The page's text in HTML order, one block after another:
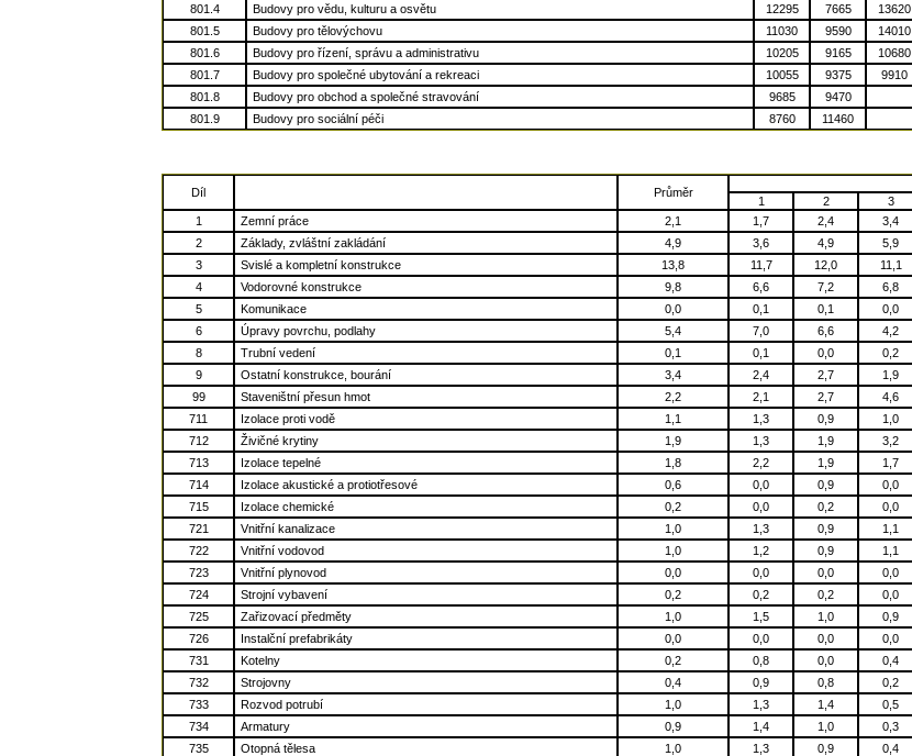
801.4
Budovy pro vědu, kulturu a osvětu 12295 7665 13620
801.5
Budovy pro tělovýchovu 11030 9590 14010
801.6
Budovy pro řízení, správu a administrativu 10205 9165 10680
801.7
Budovy pro společné ubytování a rekreaci 10055 9375 9910
801.8
Budovy pro obchod a společné stravování 9685 9470
801.9
Budovy pro sociální péči 8760 11460
Díl Průměr
1
2 3
1
Zemní práce 2,1 1,7 2,4 3,4
2
Základy, zvláštní zakládání 4,9 3,6 4,9 5,9
3
Svislé a kompletní konstrukce 13,8 11,7 12,0 11,1
4
Vodorovné konstrukce 9,8 6,6 7,2 6,8
5
Komunikace 0,0 0,1 0,1 0,0
6
Úpravy povrchu, podlahy 5,4 7,0 6,6 4,2
8
Trubní vedení 0,1 0,1 0,0 0,2
9
Ostatní konstrukce, bourání 3,4 2,4 2,7 1,9
99
Staveništní přesun hmot 2,2 2,1 2,7 4,6
711
Izolace proti vodě 1,1 1,3 0,9 1,0
712
Živičné krytiny 1,9 1,3 1,9 3,2
713
Izolace tepelné 1,8 2,2 1,9 1,7
714
Izolace akustické a protiotřesové 0,6 0,0 0,9 0,0
715
Izolace chemické 0,2 0,0 0,2 0,0
721
Vnitřní kanalizace 1,0 1,3 0,9 1,1
722
Vnitřní vodovod 1,0 1,2 0,9 1,1
723
Vnitřní plynovod 0,0 0,0 0,0 0,0
724
Strojní vybavení 0,2 0,2 0,2 0,0
725
Zařizovací předměty 1,0 1,5 1,0 0,9
726
Instalční prefabrikáty 0,0 0,0 0,0 0,0
731
Kotelny 0,2 0,8 0,0 0,4
732
Strojovny 0,4 0,9 0,8 0,2
733
Rozvod potrubí 1,0 1,3 1,4 0,5
734
Armatury 0,9 1,4 1,0 0,3
735
Otopná tělesa 1,0 1,3 0,9 0,4